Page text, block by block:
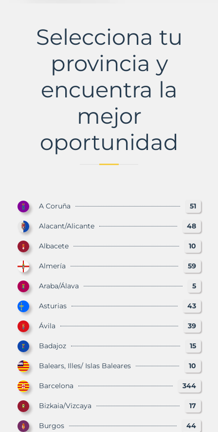
Municipio
Murbalands
Selecciona tu
provincia y
encuentra la
mejor
oportunidad
A Coruña 51
Alacant/Alicante 48
Albacete 10
Almería 59
Araba/Álava 5
Asturias 43
Ávila 39
Badajoz 15
Balears, Illes/ Islas Baleares 10
Barcelona 344
Bizkaia/Vizcaya 17
Burgos 44